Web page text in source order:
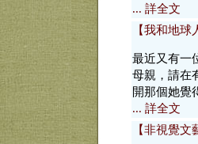
... 詳全文
【我和地
最近又有一
母親，請在
開那個她覺
... 詳全文
【非視覺